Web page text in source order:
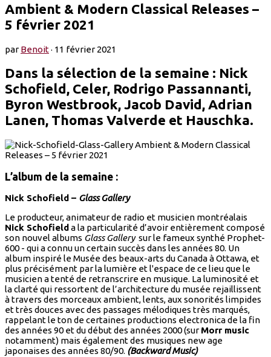
Ambient & Modern Classical Releases –
5 février 2021
parBenoit· 11 février 2021
Dans la sélection de la semaine : Nick
Schofield, Celer, Rodrigo Passannanti,
Byron Westbrook, Jacob David, Adrian
Lanen, Thomas Valverde et Hauschka.
L’album de la semaine :
Nick Schofield – Glass Gallery
Le producteur, animateur de radio et musicien montréalais
Nick Schofielda la particularité d’avoir entièrement composé
son nouvel albums Glass Gallerysur le fameux synthé Prophet-
600 - qui a connu un certain succès dans les années 80. Un
album inspiré le Musée des beaux-arts du Canada à Ottawa, et
plus précisément par la lumière et l'espace de ce lieu que le
musicien a tenté de retranscrire en musique. La luminosité et
la clarté qui ressortent de l’architecture du musée rejaillissent
à travers des morceaux ambient, lents, aux sonorités limpides
et très douces avec des passages mélodiques très marqués,
rappelant le ton de certaines productions electronica de la fin
des années 90 et du début des années 2000 (surMorr music
notamment) mais également des musiques new age
japonaises des années 80/90. (Backward Music)